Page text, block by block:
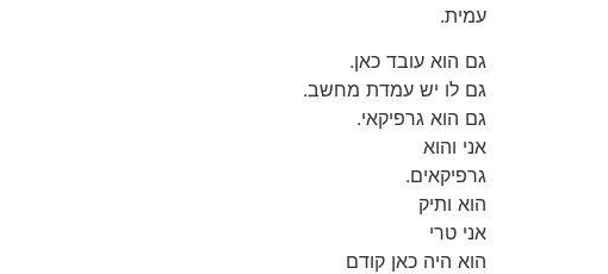
עמית.
גם הוא עובד כאן.
גם לו יש עמדת מחשב.
גם הוא גרפיקאי.
אני והוא
גרפיקאים.
הוא ותיק
אני טרי
הוא היה כאן קודם